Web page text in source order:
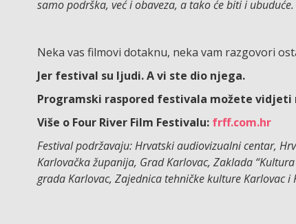
samo podrška, već i obaveza, a tako će biti i
Neka vas filmovi dotaknu, neka vam razgovori
Jer festival su ljudi. A vi ste dio njega.
Programski raspored festivala možete vidjeti
Više o Four River Film Festivalu: frff.com.hr
Festival podržavaju: Hrvatski audiovizualni centar,
Karlovačka županija, Grad Karlovac, Zaklada
grada Karlovac, Zajednica tehničke kulture Karlovac